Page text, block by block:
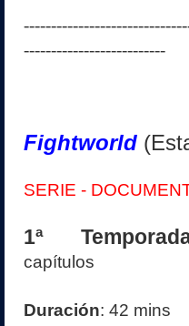
--------------------------
Fightworld
SERIE -
1ª
capítulos
Duración: 42 mins